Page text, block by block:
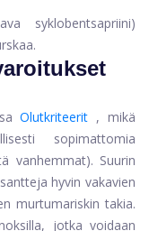
syklobentsapriini)
Olutkriteerit , mikä
sopimattomia
vanhemmat). Suurin
hyvin vakavien
murtumariskin takia.
jotka voidaan